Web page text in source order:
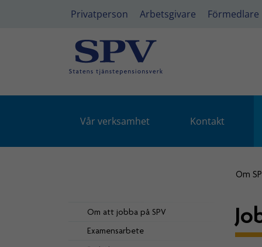
Privatperson Arbetsgivare Förmedlare
Vår verksamhet Kontakt
Om
Om att jobba på SPV
Examensarbete